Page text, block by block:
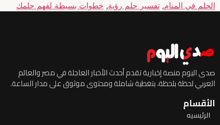
الحلم في المنام, تفسير حلم رؤية, خطوات بسيطة لفهم حلمك
صدى اليوم منصة إخبارية تقدم أحدث الأخبار العاجلة في مصر والعالم
العربي لحظة بلحظة، بتغطية شاملة ومحتوى موثوق على مدار الساعة.
الأقسام
الرئيسيه